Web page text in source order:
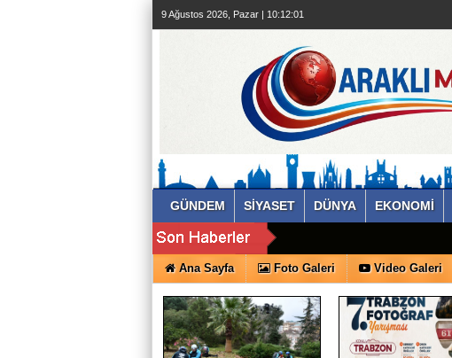
9 Ağustos 2026, Pazar | 10:12:01
GÜNDEM SİYASET DÜNYA EKONOMİ
Ana Sayfa Foto Galeri Video Galeri